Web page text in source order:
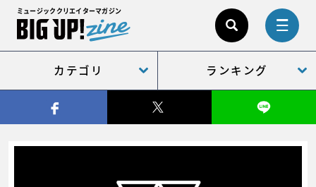
ミュージッククリエイターマガジン
カテゴリ ランキング